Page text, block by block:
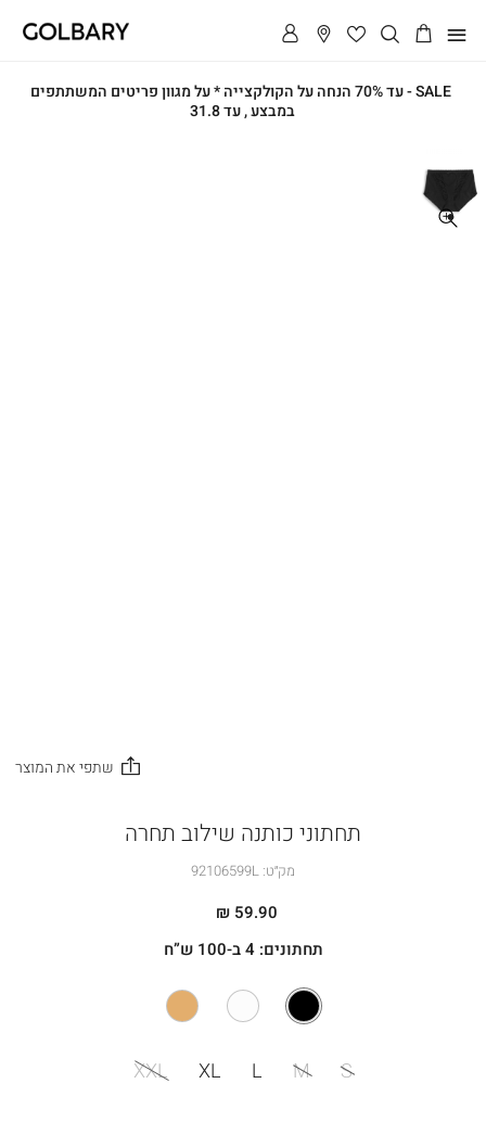
תפריט
SALE - עד 70% הנחה על הקולקצייה * על מגוון פריטים המשתתפים
במבצע , עד 31.8
תחתוני
כותנה
שילוב
תחתוני כותנה שילוב תחרה
מק״ט: 92106599L
59.90 ₪
תחתונים: 4 ב-100 ש”ח
S
M
L
XL
XXL